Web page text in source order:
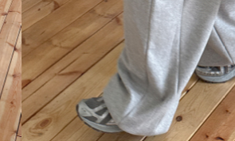
세트할인 ~30%
하객룩
살안타템
110사이즈
블라우스
원피스
팬츠
스커트